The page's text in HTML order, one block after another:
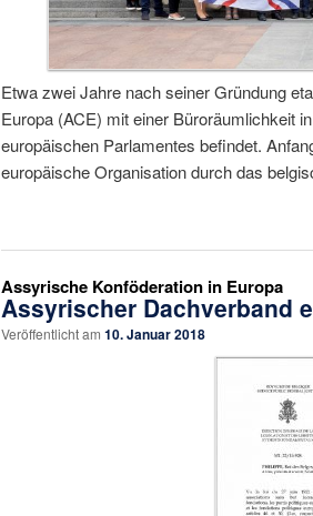
Etwa zwei Jahre nach seiner Gründung
Europa (ACE) mit einer Büroräumlichkeit
europäischen Parlamentes befindet.
europäische Organisation durch das
Assyrische Konföderation in Europa
Assyrischer Dachverband
Veröffentlicht am 10. Januar 2018